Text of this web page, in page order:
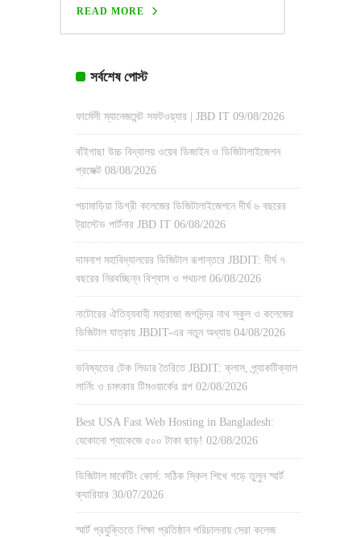
READ MORE
সর্বশেষ পোস্ট
ফার্মেসী ম্যানেজমেন্ট সফটওয়্যার | JBD IT 09/08/2026
বাঁইগাছা উচ্চ বিদ্যালয় ওয়েব ডিজাইন ও ডিজিটালাইজেশন
প্রজেক্ট 08/08/2026
পচামাড়িয়া ডিগ্রী কলেজের ডিজিটালাইজেশনে দীর্ঘ ৬ বছরের
ট্রাস্টেড পার্টনার JBD IT 06/08/2026
দামনাশ মহাবিদ্যালয়ের ডিজিটাল রূপান্তরে JBDIT: দীর্ঘ ৭
বছরের নিরবচ্ছিন্ন বিশ্বাস ও পথচলা 06/08/2026
নাটোরের ঐতিহ্যবাহী মহারাজা জগদিন্দ্র নাথ স্কুল ও কলেজের
ডিজিটাল যাত্রায় JBDIT-এর নতুন অধ্যায় 04/08/2026
ভবিষ্যতের টেক লিডার তৈরিতে JBDIT: ক্লাস, প্র্যাকটিক্যাল
লার্নিং ও চমৎকার টিমওয়ার্কের গল্প 02/08/2026
Best USA Fast Web Hosting in Bangladesh:
যেকোনো প্যাকেজে ৫০০ টাকা ছাড়! 02/08/2026
ডিজিটাল মার্কেটিং কোর্স: সঠিক স্কিল শিখে গড়ে তুলুন স্মার্ট
ক্যারিয়ার 30/07/2026
স্মার্ট প্রযুক্তিতে শিক্ষা প্রতিষ্ঠান পরিচালনায় সেরা কলেজ